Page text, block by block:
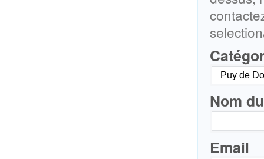
Nom
Email